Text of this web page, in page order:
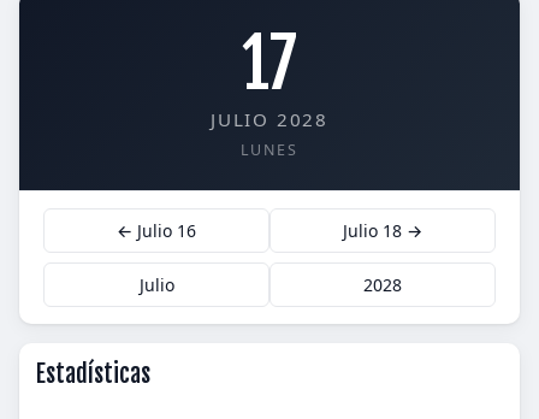
17
JULIO 2028
LUNES
← Julio 16 Julio 18 →
Julio 2028
Estadísticas